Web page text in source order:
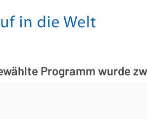
Programm wurde